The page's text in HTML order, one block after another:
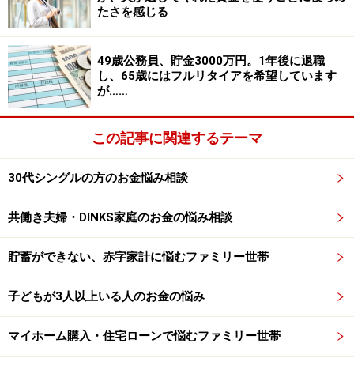
■家計収支データ補足
（1）夫について
自営業ではなく会社役員、従業員はなし。したがって、
給与は税金、社会保険料は天引きで支払い済み。
（2）夫の借り入れについて
現在の残債は2400万円ほど（6、7年後に完済予定）
（3）加入保険について
［夫］
毎月の保険料8300円
・医療保険（終身保障終身払い、入院5000円、その他手
術給付、放射線治療給付、通院特約）＝毎月の保険料
4600円
たさを感じる
49歳公務員、貯金3000万円。1年後に退職
し、65歳にはフルリタイアを希望しています
が……
この記事に関連するテーマ
30代シングルの方のお金悩み相談
共働き夫婦・DINKS家庭のお金の悩み相談
貯蓄ができない、赤字家計に悩むファミリー世帯
子どもが3人以上いる人のお金の悩み
マイホーム購入・住宅ローンで悩むファミリー世帯